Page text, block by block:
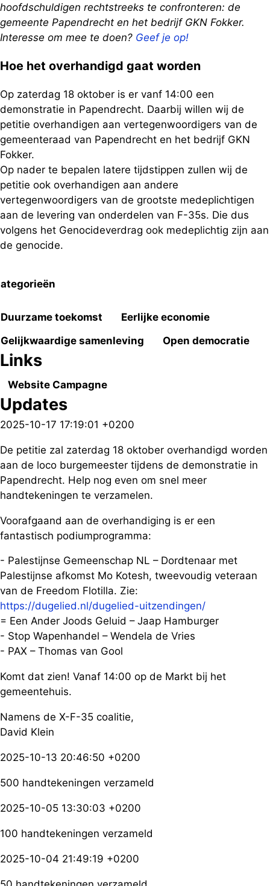
hoofdschuldigen rechtstreeks te confronteren: de
gemeente Papendrecht en het bedrijf GKN Fokker.
Interesse om mee te doen? Geef je op!
Hoe het overhandigd gaat worden
Op zaterdag 18 oktober is er vanf 14:00 een
demonstratie in Papendrecht. Daarbij willen wij de
petitie overhandigen aan vertegenwoordigers van de
gemeenteraad van Papendrecht en het bedrijf GKN
Fokker.
Op nader te bepalen latere tijdstippen zullen wij de
petitie ook overhandigen aan andere
vertegenwoordigers van de grootste medeplichtigen
aan de levering van onderdelen van F-35s. Die dus
volgens het Genocideverdrag ook medeplichtig zijn aan
de genocide.
Duurzame toekomst
Eerlijke economie
Gelijkwaardige samenleving
Open democratie
Links
Website Campagne
Updates
2025-10-17 17:19:01 +0200
De petitie zal zaterdag 18 oktober overhandigd worden
aan de loco burgemeester tijdens de demonstratie in
Papendrecht. Help nog even om snel meer
handtekeningen te verzamelen.
Voorafgaand aan de overhandiging is er een
fantastisch podiumprogramma:
- Palestijnse Gemeenschap NL – Dordtenaar met
Palestijnse afkomst Mo Kotesh, tweevoudig veteraan
van de Freedom Flotilla. Zie:
https://dugelied.nl/dugelied-uitzendingen/
= Een Ander Joods Geluid – Jaap Hamburger
- Stop Wapenhandel – Wendela de Vries
- PAX – Thomas van Gool
Komt dat zien! Vanaf 14:00 op de Markt bij het
gemeentehuis.
Namens de X-F-35 coalitie,
David Klein
2025-10-13 20:46:50 +0200
500 handtekeningen verzameld
2025-10-05 13:30:03 +0200
100 handtekeningen verzameld
2025-10-04 21:49:19 +0200